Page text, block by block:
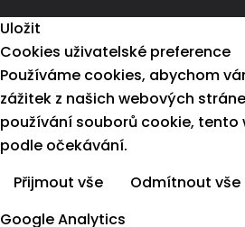
Uložit
Cookies uživatelské preference
Používáme cookies, abychom
zážitek z našich webových
používání souborů cookie, tento
podle očekávání.
Přijmout vše
Odmítnout vše
Google Analytics